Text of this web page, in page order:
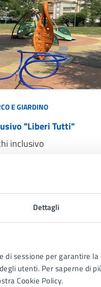
Dettagli
di sessione per garantire
utenti. Per saperne di
Cookie Policy.
E GIARDINO
"Liberi Tutti"
inclusivo